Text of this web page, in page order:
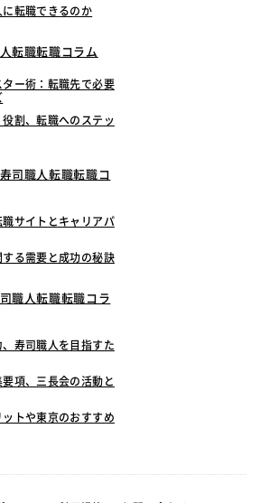
転職できるのか
転職転職コラム
ー術：転職先で必要
割、転職へのステッ
司職人転職転職コ
サイトとキャリアパ
る需要と成功の秘訣
職人転職転職コラ
寿司職人を目指すた
項、三長会の活動と
トや東京のおすすめ